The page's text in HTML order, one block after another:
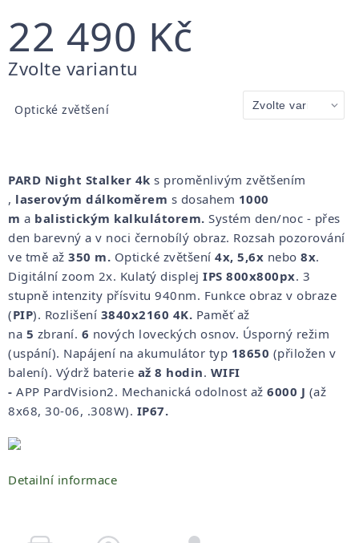
22 490 Kč
Měrná
Zvolte variantu
Optické zvětšení
PARD Night Stalker 4k s proměnlivým zvětšením
, laserovým dálkoměrem s dosahem 1000
m a balistickým kalkulátorem. Systém den/noc - přes
den barevný a v noci černobílý obraz. Rozsah pozorování
ve tmě až 350 m. Optické zvětšení 4x, 5,6x nebo 8x.
Digitální zoom 2x. Kulatý displej IPS 800x800px. 3
stupně intenzity přísvitu 940nm. Funkce obraz v obraze
(PIP). Rozlišení 3840x2160 4K. Paměť až
na 5 zbraní. 6 nových loveckých osnov. Úsporný režim
(uspání). Napájení na akumulátor typ 18650 (přiložen v
balení). Výdrž baterie až 8 hodin. WIFI
- APP PardVision2. Mechanická odolnost až 6000 J (až
8x68, 30-06, .308W). IP67.
Detailní informace